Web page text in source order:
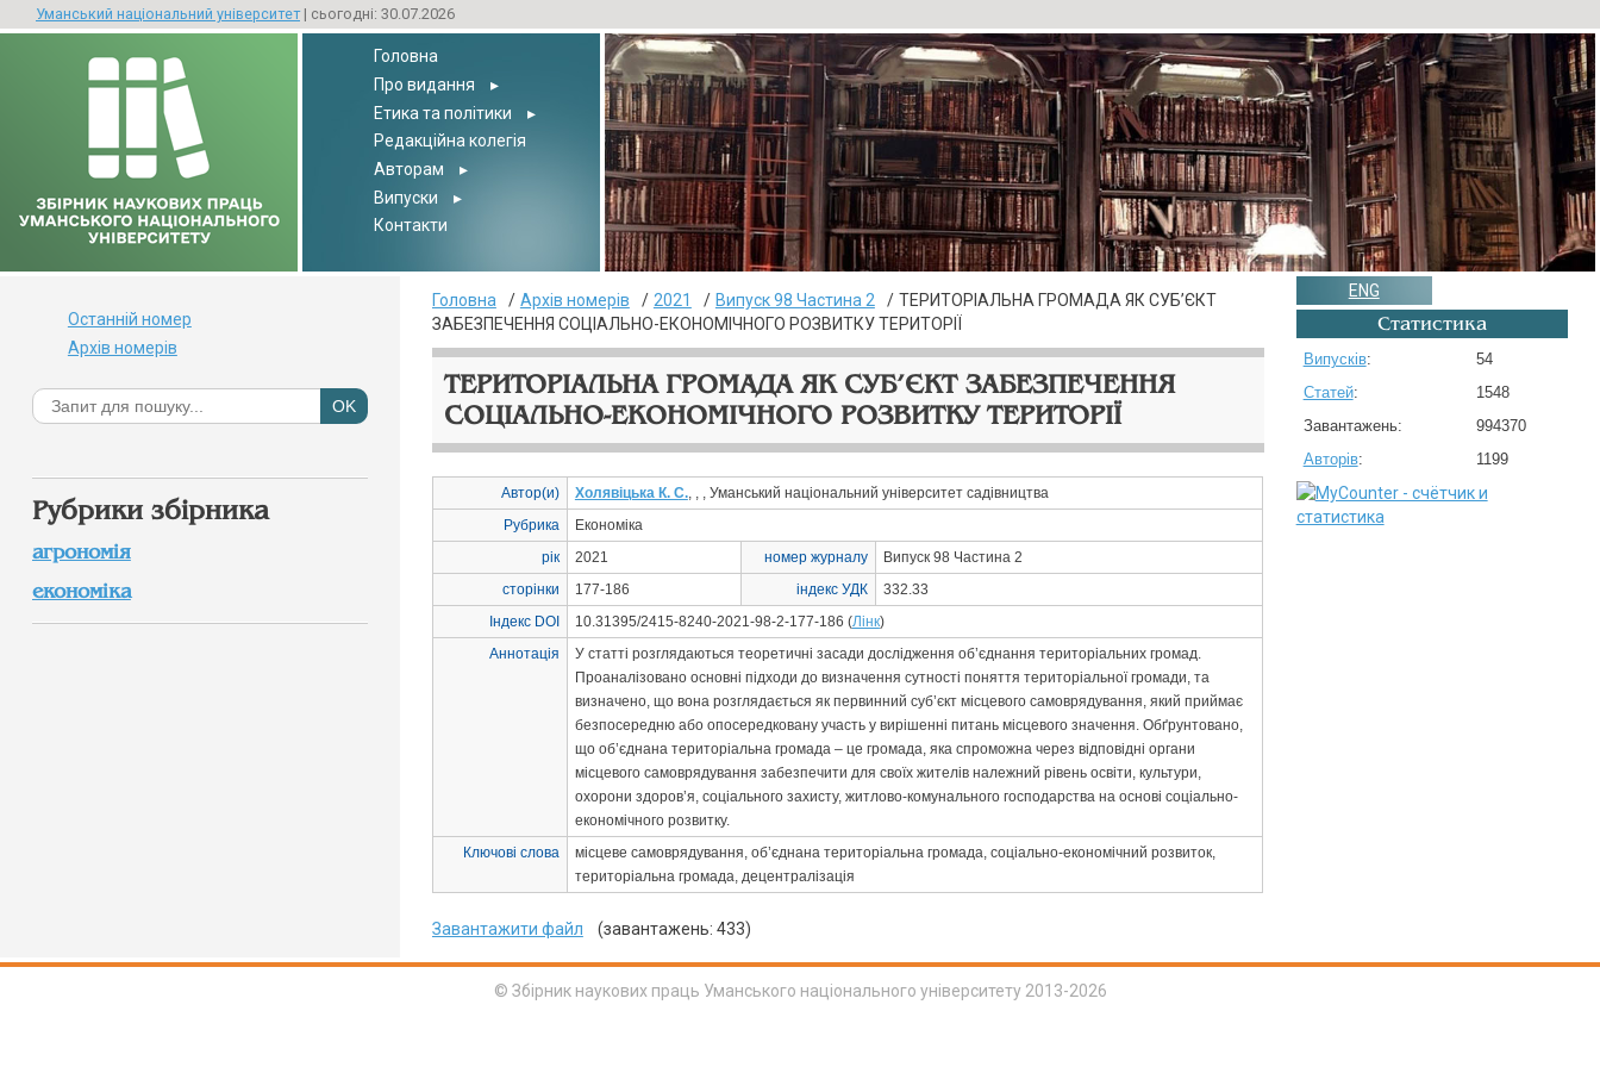
Уманський національний університет| сьогодні: 30.07.2026
Головна
Про видання
▸
Етика та політики
▸
Редакційна колегія
Авторам
▸
Випуски
▸
Контакти
Головна Архів номерів 2021 Випуск 98 Частина 2
ТЕРИТОРІАЛЬНА ГРОМАДА ЯК СУБ’ЄКТ
ЗАБЕЗПЕЧЕННЯ СОЦІАЛЬНО-ЕКОНОМІЧНОГО РОЗВИТКУ ТЕРИТОРІЇ
ТЕРИТОРІАЛЬНА ГРОМАДА ЯК СУБ’ЄКТ ЗАБЕЗПЕЧЕННЯ
СОЦІАЛЬНО-ЕКОНОМІЧНОГО РОЗВИТКУ ТЕРИТОРІЇ
Автор(и) Холявіцька К. С., , , Уманський національний університет садівництва
Рубрика
Економіка
рік
2021 номер журналу
Випуск 98 Частина 2
сторінки
177-186 індекс УДК
332.33
Індекс DOI
10.31395/2415-8240-2021-98-2-177-186 (Лінк)
Аннотація
У статті розглядаються теоретичні засади дослідження об’єднання територіальних громад.
Проаналізовано основні підходи до визначення сутності поняття територіальної громади, та
визначено, що вона розглядається як первинний суб’єкт місцевого самоврядування, який приймає
безпосередню або опосередковану участь у вирішенні питань місцевого значення. Обґрунтовано,
що об’єднана територіальна громада – це громада, яка спроможна через відповідні органи
місцевого самоврядування забезпечити для своїх жителів належний рівень освіти, культури,
охорони здоров’я, соціального захисту, житлово-комунального господарства на основі соціально-
економічного розвитку.
Ключові слова
місцеве самоврядування, об’єднана територіальна громада, соціально-економічний розвиток,
територіальна громада, децентралізація
Завантажити файл (завантажень: 433)
Останній номер
Архів номерів
Рубрики збірника
агрономія
економіка
ENG
Статистика
Випусків:
54
Статей:
1548
Завантажень:
994370
Авторів: 1199
© Збірник наукових праць Уманського національного університету 2013-2026